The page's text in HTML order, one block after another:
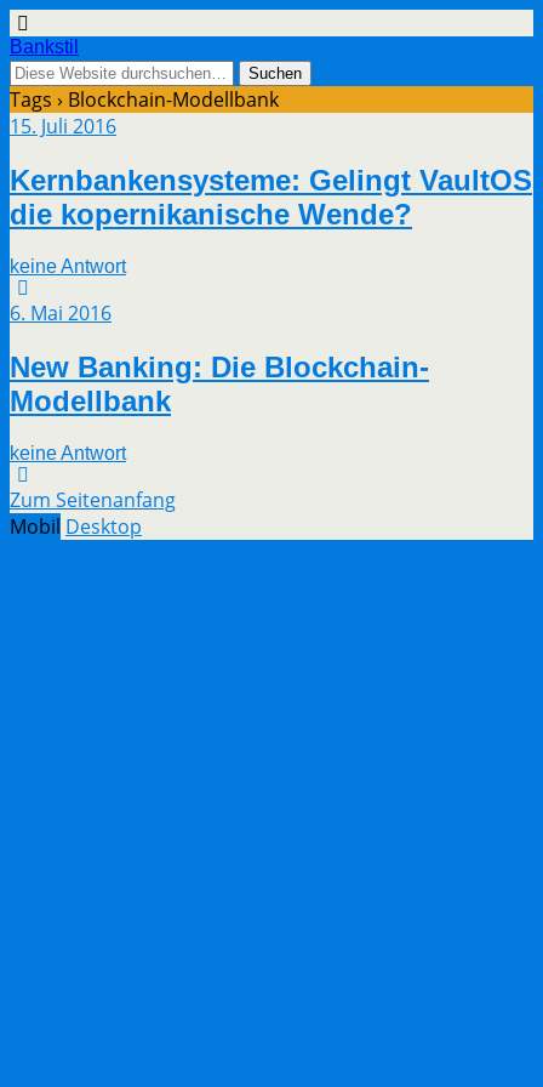
Bankstil
Tags › Blockchain-Modellbank
15. Juli 2016
Kern­ban­ken­sys­te­me: Gelingt Vaul­tOS
die koper­ni­ka­ni­sche Wende?
keine Antwort
6. Mai 2016
New Ban­king: Die Blockchain-
Modellbank
keine Antwort
Zum Seitenanfang
Mobil Desktop